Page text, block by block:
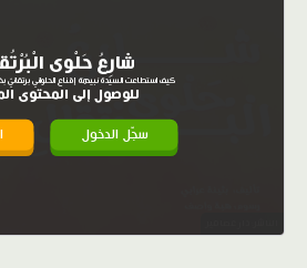
شارِعُ حَلْوى
كيف استطاعت السيدة نبيهة إقناع الحلواني برتقانيّ
للوصول إلى المحتوى
سجّل الدخول